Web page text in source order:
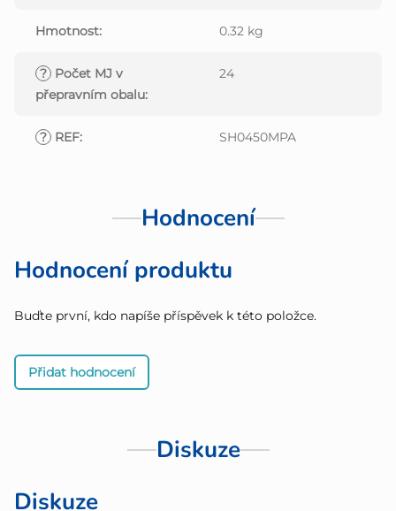
Hmotnost: 0.32 kg
? Počet MJ v
přepravním obalu:
24
? REF: SH0450MPA
Hodnocení
Hodnocení produktu
Buďte první, kdo napíše příspěvek k této položce.
Přidat hodnocení
Diskuze
Diskuze